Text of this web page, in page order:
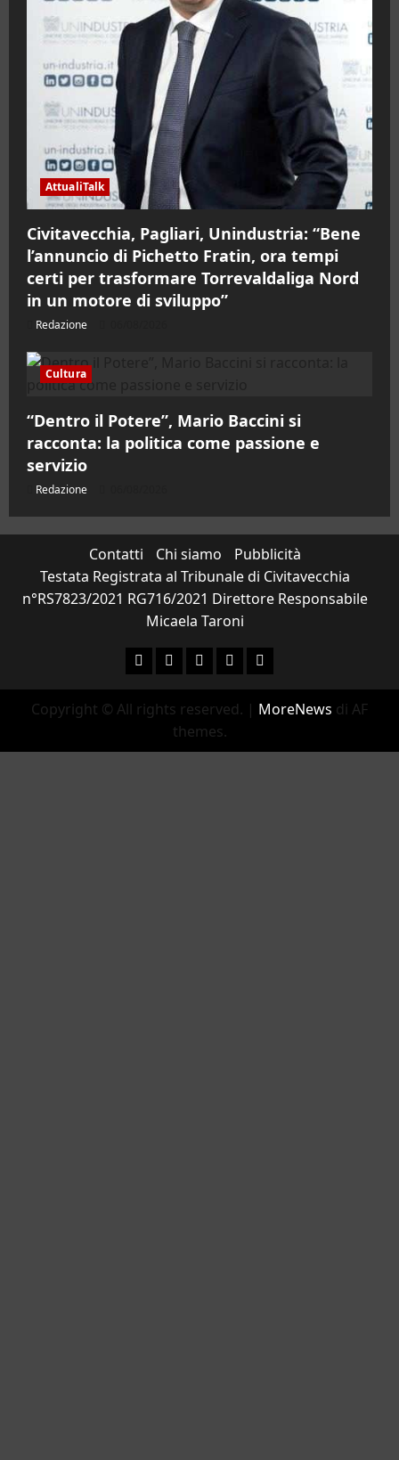
AttualiTalk
Civitavecchia, Pagliari, Unindustria: “Bene
l’annuncio di Pichetto Fratin, ora tempi
certi per trasformare Torrevaldaliga Nord
in un motore di sviluppo”
Redazione
Cultura
“Dentro il Potere”, Mario Baccini si
racconta: la politica come passione e
servizio
Redazione
Contatti Chi siamo
Pubblicità
Testata Registrata al Tribunale di Civitavecchia
n°RS7823/2021 RG716/2021 Direttore Responsabile
Micaela Taroni
FacebookInstagram
YouTubeTwitterEmail
Copyright © All rights reserved. | MoreNews di AF
themes.